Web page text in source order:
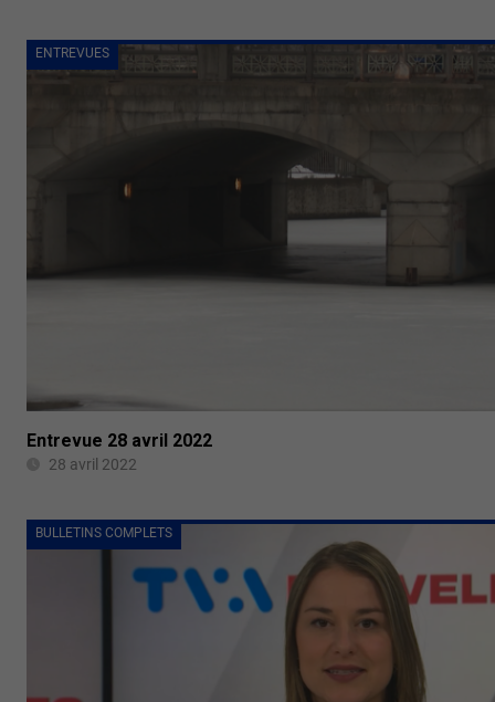
ENTREVUES
Entrevue 28 avril 2022
28 avril 2022
BULLETINS COMPLETS